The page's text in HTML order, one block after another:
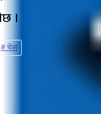
।
चेस